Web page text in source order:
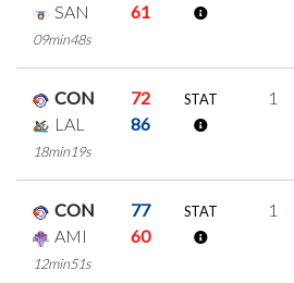
SAN
61
09min48s
CON
72
LAL
86
18min19s
STAT 1
CON
77
AMI
60
12min51s
STAT 1